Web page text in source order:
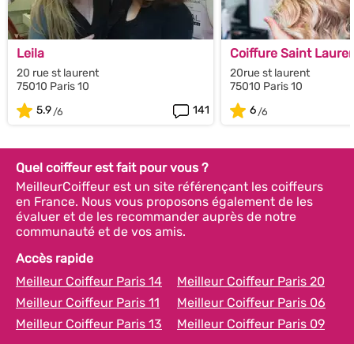
Leila
20 rue st laurent
75010 Paris 10
5.9
141
Coiffure Saint
20rue st laurent
75010 Paris 10
6
Quel coiffeur est fait pour vous ?
MeilleurCoiffeur est un site référençant les coiffeurs
en France. Nous vous proposons également de les
évaluer et de les recommander auprès de notre
communauté et de vos amis.
Accès rapide
Meilleur Coiffeur Paris 14
Meilleur Coiffeur Paris 20
Meilleur Coiffeur Paris 11
Meilleur Coiffeur Paris 06
Meilleur Coiffeur Paris 13
Meilleur Coiffeur Paris 09